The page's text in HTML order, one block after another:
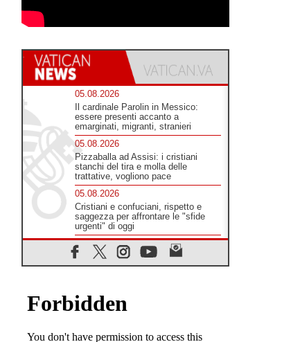
05.08.2026
Il cardinale Parolin in Messico:
essere presenti accanto a
emarginati, migranti, stranieri
05.08.2026
Pizzaballa ad Assisi: i cristiani
stanchi del tira e molla delle
trattative, vogliono pace
05.08.2026
Cristiani e confuciani, rispetto e
saggezza per affrontare le "sfide
urgenti" di oggi
05.08.2026
Santa Maria Maggiore, Makrickas:
la grazia di Dio scende ancora sul
05.08.2026
I giovani attendono il Papa ad